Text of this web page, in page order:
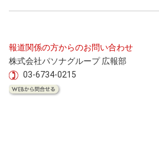
報道関係の方からのお問い合わせ
株式会社パソナグループ 広報部
03-6734-0215